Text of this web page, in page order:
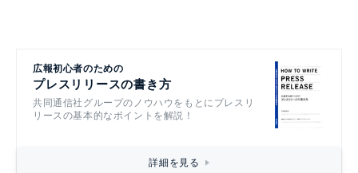
広報初心者のための
プレスリリースの書き方
共同通信社グループのノウハウをもとにプレスリ
リースの基本的なポイントを解説！
詳細を見る